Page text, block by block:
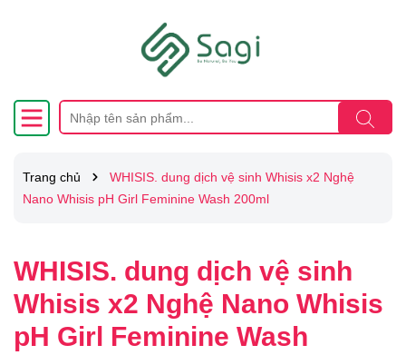
Trang chủ
WHISIS. dung dịch vệ sinh Whisis x2 Nghệ
Nano Whisis pH Girl Feminine Wash 200ml
WHISIS. dung dịch vệ sinh
Whisis x2 Nghệ Nano Whisis
pH Girl Feminine Wash